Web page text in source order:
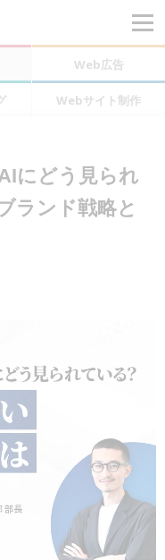
Web広告
Webサイト制作
にどう見られ
ランド戦略と